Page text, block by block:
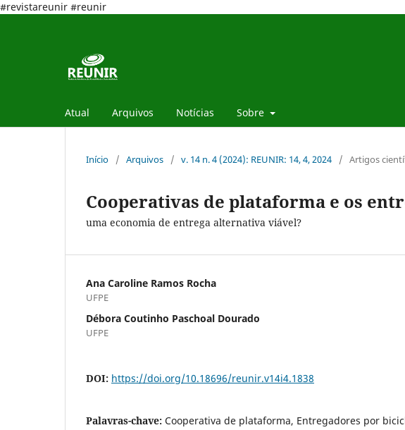
#revistareunir #reunir
Atual Arquivos Notícias Sobre
Início / Arquivos / v. 14 n. 4 (2024): REUNIR: 14, 4, 2024 / Artigos
Cooperativas de plataforma e os
uma economia de entrega alternativa viável?
Ana Caroline Ramos Rocha
UFPE
Débora Coutinho Paschoal Dourado
UFPE
DOI: https://doi.org/10.18696/reunir.v14i4.1838
Palavras-chave: Cooperativa de plataforma, Entregadores por